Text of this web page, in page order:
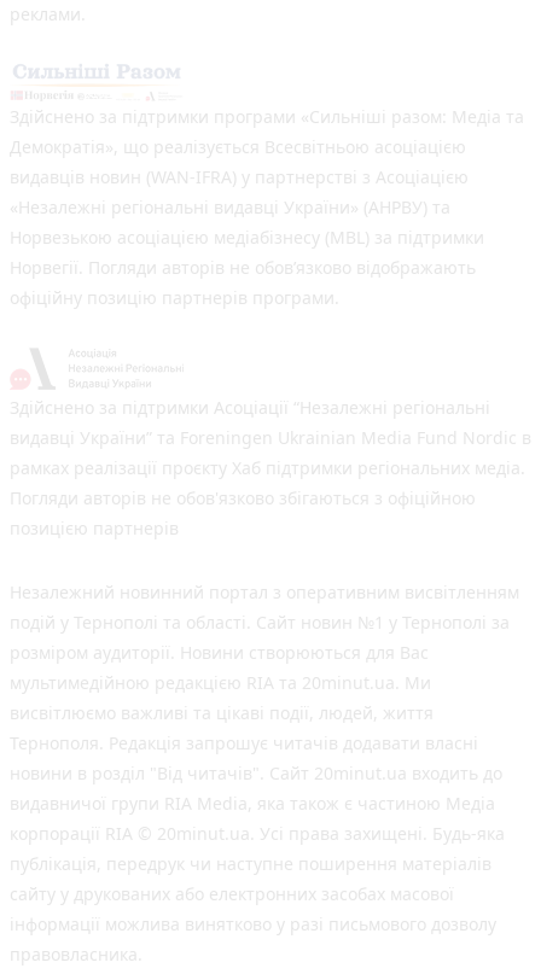
реклами.
Здійснено за підтримки програми «Сильніші разом: Медіа та
Демократія», що реалізується Всесвітньою асоціацією
видавців новин (WAN-IFRA) у партнерстві з Асоціацією
«Незалежні регіональні видавці України» (АНРВУ) та
Норвезькою асоціацією медіабізнесу (MBL) за підтримки
Норвегії. Погляди авторів не обов’язково відображають
офіційну позицію партнерів програми.
Здійснено за підтримки Асоціації “Незалежні регіональні
видавці України” та Foreningen Ukrainian Media Fund Nordic в
рамках реалізації проєкту Хаб підтримки регіональних медіа.
Погляди авторів не обов'язково збігаються з офіційною
позицією партнерів
Незалежний новинний портал з оперативним висвітленням
подій у Тернополі та області. Сайт новин №1 у Тернополі за
розміром аудиторії. Новини створюються для Вас
мультимедійною редакцією RIA та 20minut.ua. Ми
висвітлюємо важливі та цікаві події, людей, життя
Тернополя. Редакція запрошує читачів додавати власні
новини в розділ "Від читачів". Сайт 20minut.ua входить до
видавничої групи RIA Media, яка також є частиною Медіа
корпорації RIA © 20minut.ua. Усі права захищені. Будь-яка
публiкацiя, передрук чи наступне поширення матеріалів
сайту у друкованих або електронних засобах масової
інформації можлива винятково у разі письмового дозволу
правовласника.